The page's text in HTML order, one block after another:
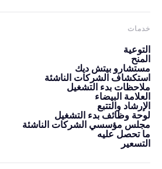
خدمات
التوعية
المنح
مستشارو بيتش ديك
استكشاف الشركات الناشئة
ملاحظات بدء التشغيل
العلامة البيضاء
الإرشاد والتتبع
لوحة وظائف بدء التشغيل
مجلس مؤسسي الشركات الناشئة
ما تحصل عليه
التسعير